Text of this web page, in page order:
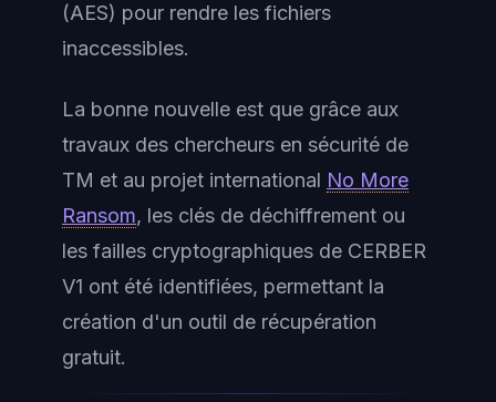
(AES) pour rendre les fichiers
inaccessibles.
La bonne nouvelle est que grâce aux
travaux des chercheurs en sécurité de
TM et au projet international No More
Ransom, les clés de déchiffrement ou
les failles cryptographiques de CERBER
V1 ont été identifiées, permettant la
création d'un outil de récupération
gratuit.